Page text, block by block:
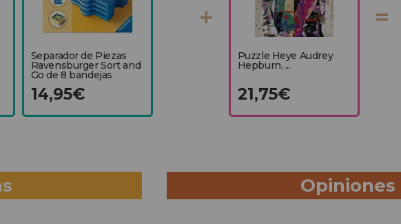
Separador de Piezas
Ravensburger Sort and
Go de 8 bandejas
14,95€
Puzzle Heye Audrey
Hepburn, ...
21,75€
Opiniones